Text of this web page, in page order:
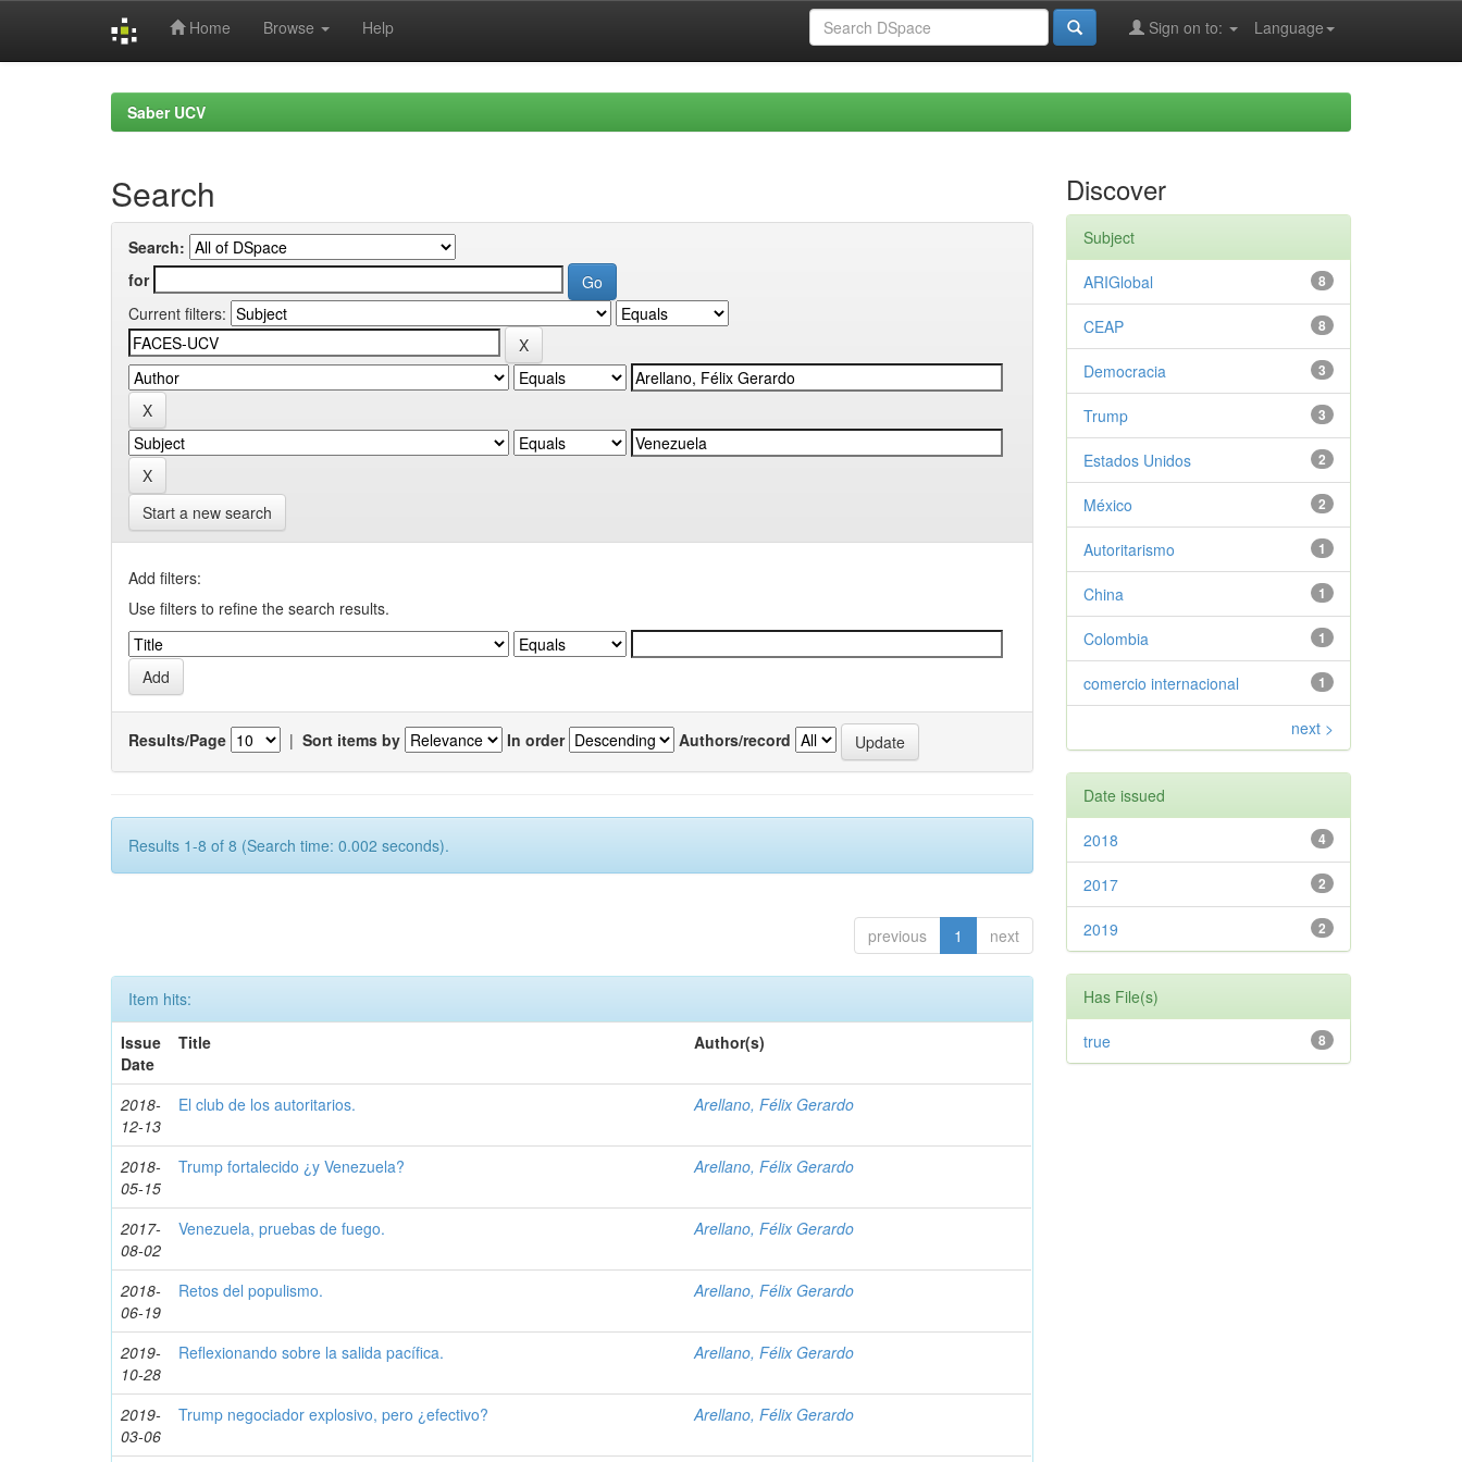
Home Browse Help Language
Sign on to:
Saber UCV
Search
Search:
for
Current filters:
Start a new search
Add filters:
Use filters to refine the search results.
Results/Page | Sort items by In order Authors/record
Results 1-8 of 8 (Search time: 0.002 seconds).
previous 1 next
Item hits:
Issue
Date
Title Author(s)
2018-
12-13
El club de los autoritarios. Arellano, Félix Gerardo
2018-
05-15
Trump fortalecido ¿y Venezuela? Arellano, Félix Gerardo
2017-
08-02
Venezuela, pruebas de fuego. Arellano, Félix Gerardo
2018-
06-19
Retos del populismo. Arellano, Félix Gerardo
2019-
10-28
Reflexionando sobre la salida pacífica. Arellano, Félix Gerardo
2019-
03-06
Trump negociador explosivo, pero ¿efectivo? Arellano, Félix Gerardo
Discover
Subject
8
ARIGlobal
8
CEAP
3
Democracia
3
Trump
2
Estados Unidos
2
México
1
Autoritarismo
1
China
1
Colombia
1
comercio internacional
next >
Date issued
4
2018
2
2017
2
2019
Has File(s)
8
true